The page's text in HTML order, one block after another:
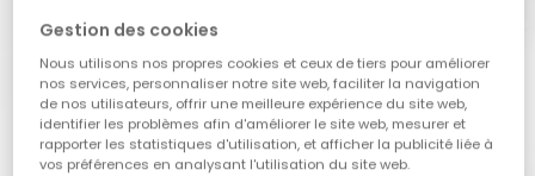
Gestion des cookies
Nous utilisons nos propres cookies et ceux de tiers pour améliorer
nos services, personnaliser notre site web, faciliter la navigation
de nos utilisateurs, offrir une meilleure expérience du site web,
identifier les problèmes afin d'améliorer le site web, mesurer et
rapporter les statistiques d'utilisation, et afficher la publicité liée à
vos préférences en analysant l'utilisation du site web.